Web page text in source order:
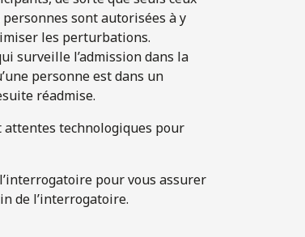
sont autorisées à y
les perturbations.
surveille l’admission dans la
personne est dans un
réadmise.
attentes technologiques pour
pour vous assurer
de l’interrogatoire.